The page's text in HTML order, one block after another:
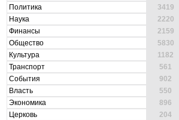
Политика
3419
Наука
2220
Финансы
2159
Общество
5830
Культура
1182
Транспорт
561
События
902
Власть
550
Экономика
896
Церковь
204